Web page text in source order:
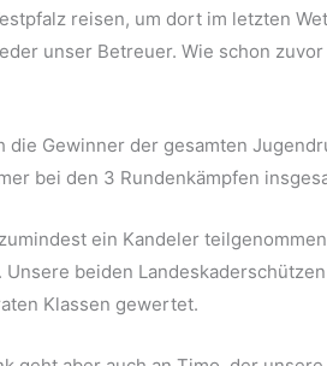
reisen, um dort im letzten
unser Betreuer. Wie schon
Gewinner der gesamten
bei den 3 Rundenkämpfen
ein Kandeler
beiden
Klassen gewertet.